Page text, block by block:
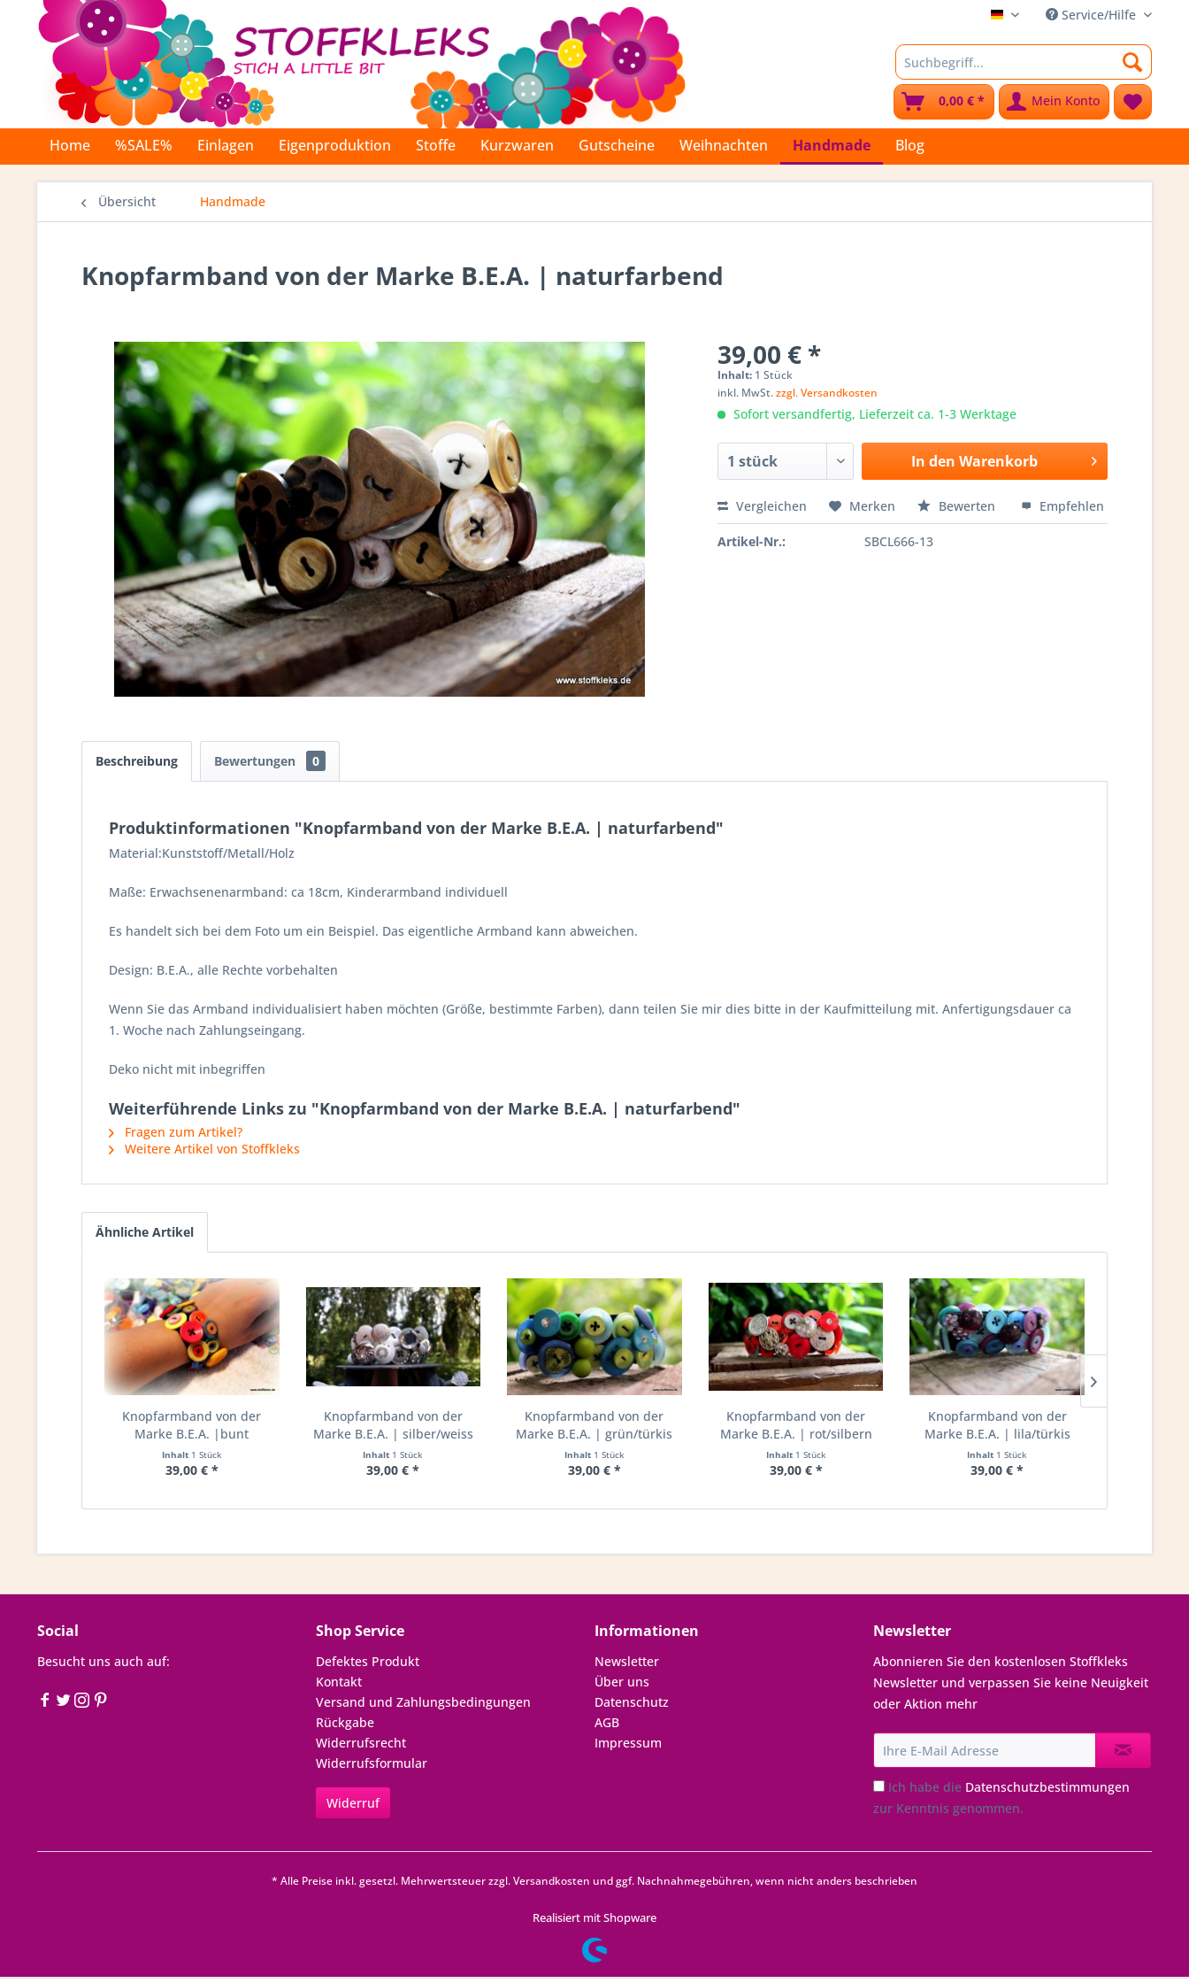
Stoffkleks Service/Hilfe
Mein Konto
0,00 € *
Home %SALE% Einlagen Eigenproduktion Stoffe Kurzwaren Gutscheine Weihnachten Handmade Blog
Übersicht Handmade
Knopfarmband von der Marke B.E.A. | naturfarbend
39,00 € *
Inhalt: 1 Stück
inkl. MwSt.zzgl. Versandkosten
Sofort versandfertig, Lieferzeit ca. 1-3 Werktage
In den Warenkorb
Vergleichen Merken Bewerten Empfehlen
Artikel-Nr.: SBCL666-13
Beschreibung Bewertungen 0
Produktinformationen "Knopfarmband von der Marke B.E.A. | naturfarbend"
Material:Kunststoff/Metall/Holz
Maße: Erwachsenenarmband: ca 18cm, Kinderarmband individuell
Es handelt sich bei dem Foto um ein Beispiel. Das eigentliche Armband kann abweichen.
Design: B.E.A., alle Rechte vorbehalten
Wenn Sie das Armband individualisiert haben möchten (Größe, bestimmte Farben), dann teilen Sie mir dies bitte in der Kaufmitteilung mit. Anfertigungsdauer ca
1. Woche nach Zahlungseingang.
Deko nicht mit inbegriffen
Weiterführende Links zu "Knopfarmband von der Marke B.E.A. | naturfarbend"
Fragen zum Artikel?
Weitere Artikel von Stoffkleks
Ähnliche Artikel
Knopfarmband von der
Marke B.E.A. |bunt
Inhalt 1 Stück
39,00 € *
Knopfarmband von der
Marke B.E.A. | silber/weiss
Inhalt 1 Stück
39,00 € *
Knopfarmband von der
Marke B.E.A. | grün/türkis
Inhalt 1 Stück
39,00 € *
Knopfarmband von der
Marke B.E.A. | rot/silbern
Inhalt 1 Stück
39,00 € *
Knopfarmband von der
Marke B.E.A. | lila/türkis
Inhalt 1 Stück
39,00 € *
Social
Besucht uns auch auf:
Shop Service
Defektes Produkt
Kontakt
Versand und Zahlungsbedingungen
Rückgabe
Widerrufsrecht
Widerrufsformular
Widerruf
Informationen
Newsletter
Über uns
Datenschutz
AGB
Impressum
Newsletter
Abonnieren Sie den kostenlosen Stoffkleks
Newsletter und verpassen Sie keine Neuigkeit
oder Aktion mehr
Ich habe die Datenschutzbestimmungen
zur Kenntnis genommen.
* Alle Preise inkl. gesetzl. Mehrwertsteuer zzgl.Versandkosten und ggf. Nachnahmegebühren, wenn nicht anders beschrieben
Realisiert mit Shopware